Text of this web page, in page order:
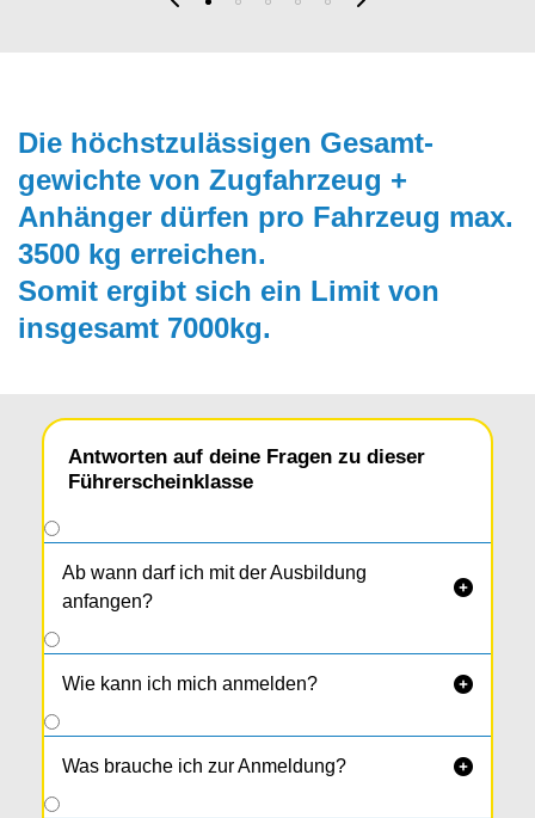
Die höchstzulässigen Gesamt­
gewichte von Zugfahrzeug +
Anhänger dürfen pro Fahrzeug max.
3500 kg erreichen.
Somit ergibt sich ein Limit von
insgesamt 7000kg.
Antworten auf deine Fragen zu dieser
Führerscheinklasse
Ab wann darf ich mit der Ausbildung
anfangen?

Wie kann ich mich anmelden? 
Was brauche ich zur Anmeldung? 